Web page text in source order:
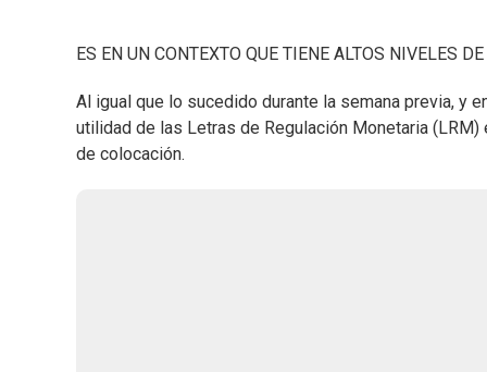
ES EN UN CONTEXTO QUE TIENE ALTOS NIVELES
Al igual que lo sucedido durante la semana previa, y
utilidad de las Letras de Regulación Monetaria
de colocación.